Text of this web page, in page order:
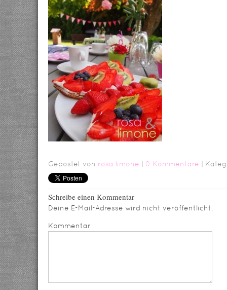
Gepostet von rosa limone 0 Kommentare |
Schreibe einen Kommentar
Deine E-Mail-Adresse wird nicht veröffentlicht.
Kommentar